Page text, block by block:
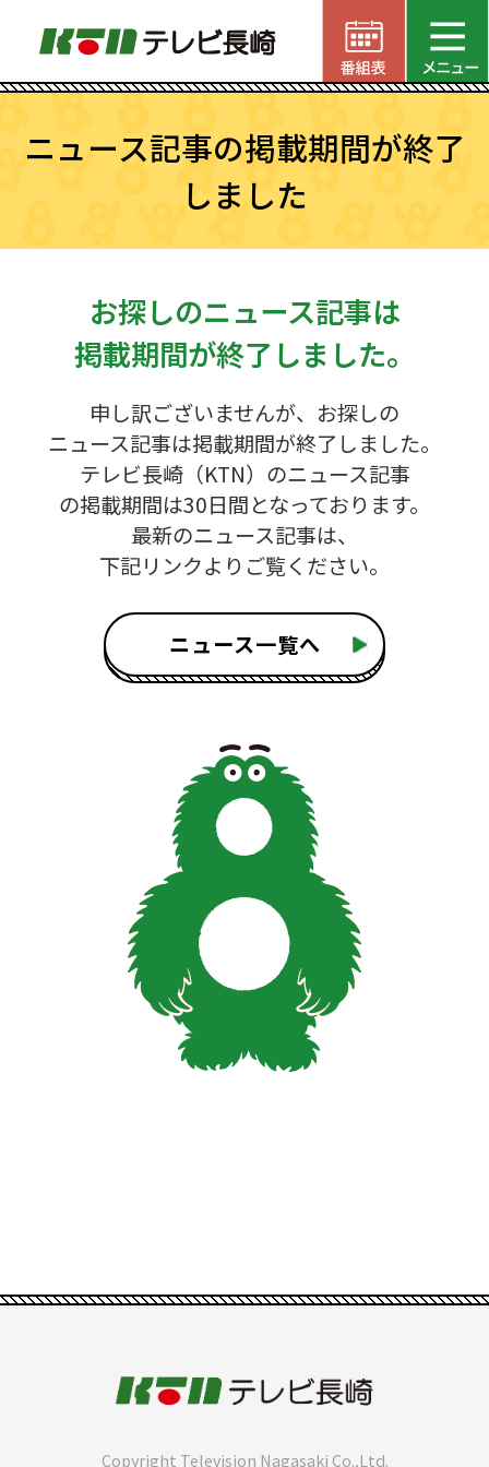
ニュース記事の掲載期間が終了
しました
お探しのニュース記事は
掲載期間が終了しました。
申し訳ございませんが、お探しの
ニュース記事は掲載期間が終了しました。
テレビ長崎（KTN）のニュース記事
の掲載期間は30日間となっております。
最新のニュース記事は、
下記リンクよりご覧ください。
ニュース一覧へ
Copyright Television Nagasaki Co.,Ltd.